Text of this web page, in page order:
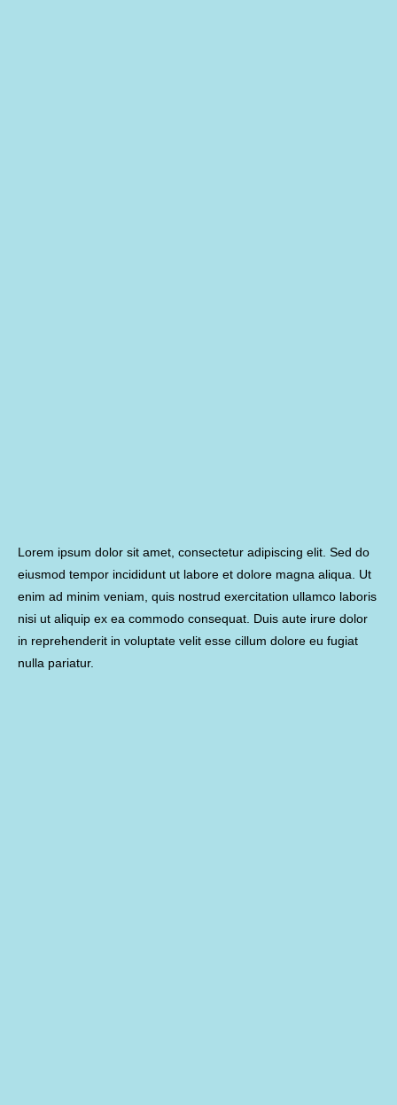
Lorem ipsum dolor sit amet, consectetur adipiscing elit. Sed do
eiusmod tempor incididunt ut labore et dolore magna aliqua. Ut
enim ad minim veniam, quis nostrud exercitation ullamco laboris
nisi ut aliquip ex ea commodo consequat. Duis aute irure dolor
in reprehenderit in voluptate velit esse cillum dolore eu fugiat
nulla pariatur.